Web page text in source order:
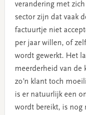
verandering met
sector zijn dat vaak
factuurtje niet
per jaar willen, of
wordt gewerkt. Het
meerderheid van de
zo’n klant toch
is er natuurlijk een
wordt bereikt, is nog